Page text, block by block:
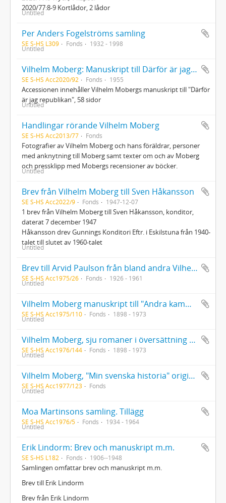
2020/77:8-9 Kortlådor, 2 lådor
Untitled
Per Anders Fogelströms samling
SE S-HS L309 Fonds 1932 - 1998
Untitled
Vilhelm Moberg: Manuskript till Därför är jag republikan
SE S-HS Acc2020/92 Fonds 1955
Accessionen innehåller Vilhelm Mobergs manuskript till "Därför
är jag republikan", 58 sidor
Untitled
Handlingar rörande Vilhelm Moberg
SE S-HS Acc2013/77 Fonds
Fotografier av Vilhelm Moberg och hans föräldrar, personer
med anknytning till Moberg samt texter om och av Moberg
och pressklipp med Mobergs recensioner av böcker.
Untitled
Brev från Vilhelm Moberg till Sven Håkansson
SE S-HS Acc2022/9 Fonds 1947-12-07
1 brev från Vilhelm Moberg till Sven Håkansson, konditor,
daterat 7 december 1947
Håkansson drev Gunnings Konditori Eftr. i Eskilstuna från 1940-
talet till slutet av 1960-talet
Untitled
Brev till Arvid Paulson från bland andra Vilhelm Moberg samt tidningsurklipp
SE S-HS Acc1975/26 Fonds 1926 - 1961
Untitled
Vilhelm Moberg manuskript till "Andra kammaren uti Gustaf III:s sängkammare"
SE S-HS Acc1975/110 Fonds 1898 - 1973
Untitled
Vilhelm Moberg, sju romaner i översättning till engelska, tyska, finska, danska och tjeckiska med dedikation av Moberg till Hans G. Westerlund
SE S-HS Acc1976/144 Fonds 1898 - 1973
Untitled
Vilhelm Moberg, "Min svenska historia" originalmanuskript
SE S-HS Acc1977/123 Fonds
Untitled
Moa Martinsons samling. Tillägg
SE S-HS Acc1976/5 Fonds 1934 - 1964
Untitled
Erik Lindorm: Brev och manuskript m.m.
SE S-HS L182 Fonds 1906--1948
Samlingen omfattar brev och manuskript m.m.
Brev till Erik Lindorm
Brev från Erik Lindorm